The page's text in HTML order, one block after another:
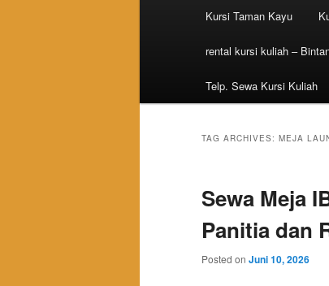
Kursi Taman Kayu
rental kursi kuliah –
Telp. Sewa Kursi Kuliah
TAG ARCHIVES: MEJA
Sewa Meja
Panitia dan
Posted on Juni 10, 2026